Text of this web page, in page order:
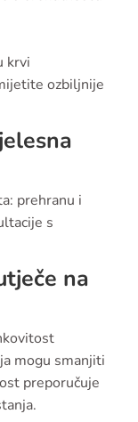
krvi
ozbiljnije
prehranu i
s
na
mogu smanjiti
preporučuje